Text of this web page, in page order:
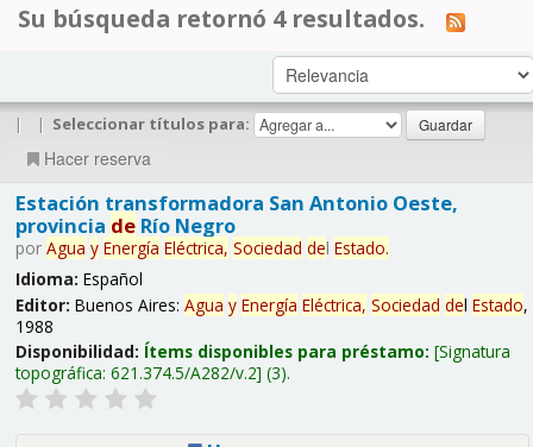
Su búsqueda retornó 4 resultados.
| | Seleccionar títulos para:
Hacer reserva
Estación transformadora San Antonio Oeste,
provincia deRío Negro
por Agua y Energía Eléctrica, Sociedad del Estado.
Idioma: Español
Editor: Buenos Aires: Agua y Energía Eléctrica, Sociedad del Estado,
1988
Disponibilidad: Ítems disponibles para préstamo: Signatura
topográfica: 621.374.5/A282/v.2 (3).